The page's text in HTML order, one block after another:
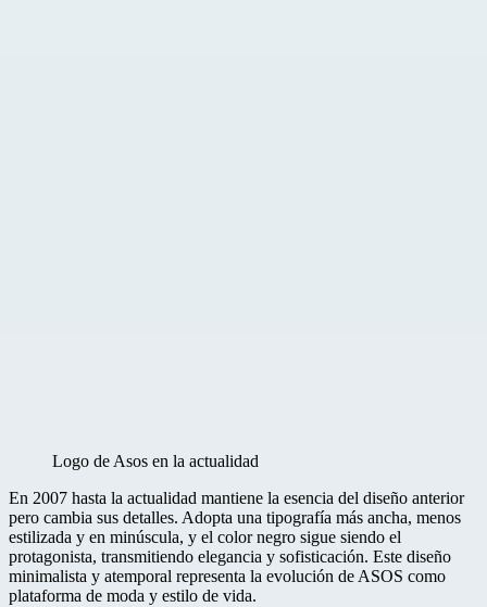
Logo de Asos en la actualidad
En 2007 hasta la actualidad mantiene la esencia del diseño anterior
pero cambia sus detalles. Adopta una tipografía más ancha, menos
estilizada y en minúscula, y el color negro sigue siendo el
protagonista, transmitiendo elegancia y sofisticación. Este diseño
minimalista y atemporal representa la evolución de ASOS como
plataforma de moda y estilo de vida.